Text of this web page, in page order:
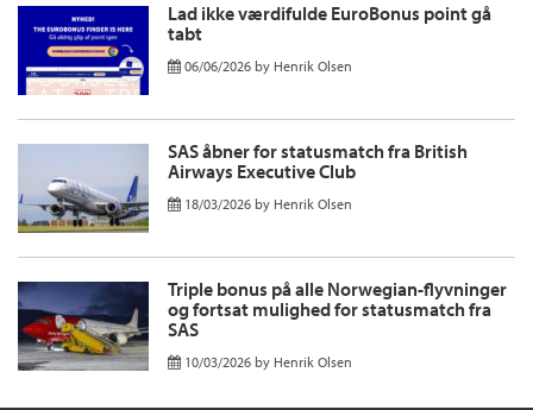
Lad ikke værdifulde EuroBonus point gå
tabt
06/06/2026 by Henrik Olsen
SAS åbner for statusmatch fra British
Airways Executive Club
18/03/2026 by Henrik Olsen
Triple bonus på alle Norwegian-flyvninger
og fortsat mulighed for statusmatch fra
SAS
10/03/2026 by Henrik Olsen